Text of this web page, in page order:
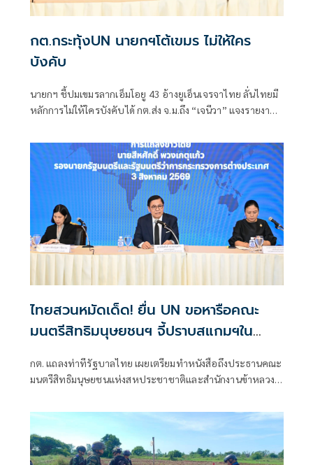
กต.กระทุ้งUN นายกฯโต้เขมร ไม่ให้ใคร
บังคับ
นายกฯ ชี้ปมเขมรลากเอ็มโอยู 43 อ้างยูเอ็นเจรจาไทย ลั่นไทยมี
หลักการไม่ให้ใครบังคับได้ กต.ส่ง จ.ม.ถึง “เจนีวา” แจงรายงาน
มนตรีสิทธิมนุษยชนฯ “สีหศักดิ์” ซัด “กัมพูชา” ใช้ปมพาดพิง
ไทยโฆษณาชวนเชื่อทางการเมือง
ไทยสวนหมัดเด็ด! ยื่น UN ขอหารือคณะ
มนตรีสิทธิมนุษยชนฯ จี้ปราบสแกมฯใน
กัมพูชา โต้ยิบรายงาน 'ทอม แอนดรูว์ส'
กต. แถลงท่าทีรัฐบาลไทย เผยเตรียมทำหนังสือถึงประธานคณะ
มนตรีสิทธิมนุษยชนแห่งสหประชาชาติและสำนักงานข้าหลวง
รายงานพิเศษพาดพิงประเทศไทย มีหลายประเด็นที่ไม่เห็นด้วย
ชี้กระทบความเป็นกลาง -เที่ยงธรรม “สีหศักดิ์”